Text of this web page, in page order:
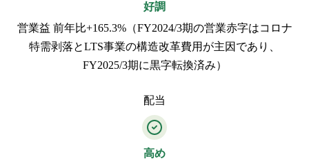
好調
営業益 前年比+165.3%（FY2024/3期の営業赤字はコロナ
特需剥落とLTS事業の構造改革費用が主因であり、
FY2025/3期に黒字転換済み）
配当
高め